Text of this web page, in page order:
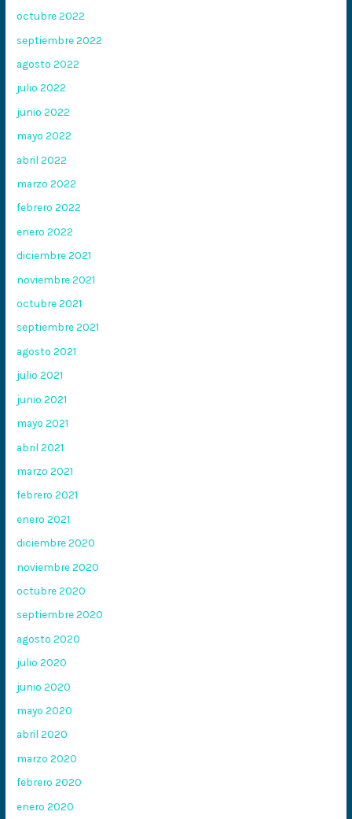
octubre 2022
septiembre 2022
agosto 2022
julio 2022
junio 2022
mayo 2022
abril 2022
marzo 2022
febrero 2022
enero 2022
diciembre 2021
noviembre 2021
octubre 2021
septiembre 2021
agosto 2021
julio 2021
junio 2021
mayo 2021
abril 2021
marzo 2021
febrero 2021
enero 2021
diciembre 2020
noviembre 2020
octubre 2020
septiembre 2020
agosto 2020
julio 2020
junio 2020
mayo 2020
abril 2020
marzo 2020
febrero 2020
enero 2020